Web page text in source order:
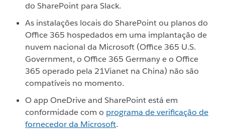
do SharePoint para Slack.
As instalações locais do SharePoint ou planos do
Office 365 hospedados em uma implantação de
nuvem nacional da Microsoft (Office 365 U.S.
Government, o Office 365 Germany e o Office
365 operado pela 21Vianet na China) não são
compatíveis no momento.
O app OneDrive and SharePoint está em
conformidade com o programa de verificação de
fornecedor da Microsoft.